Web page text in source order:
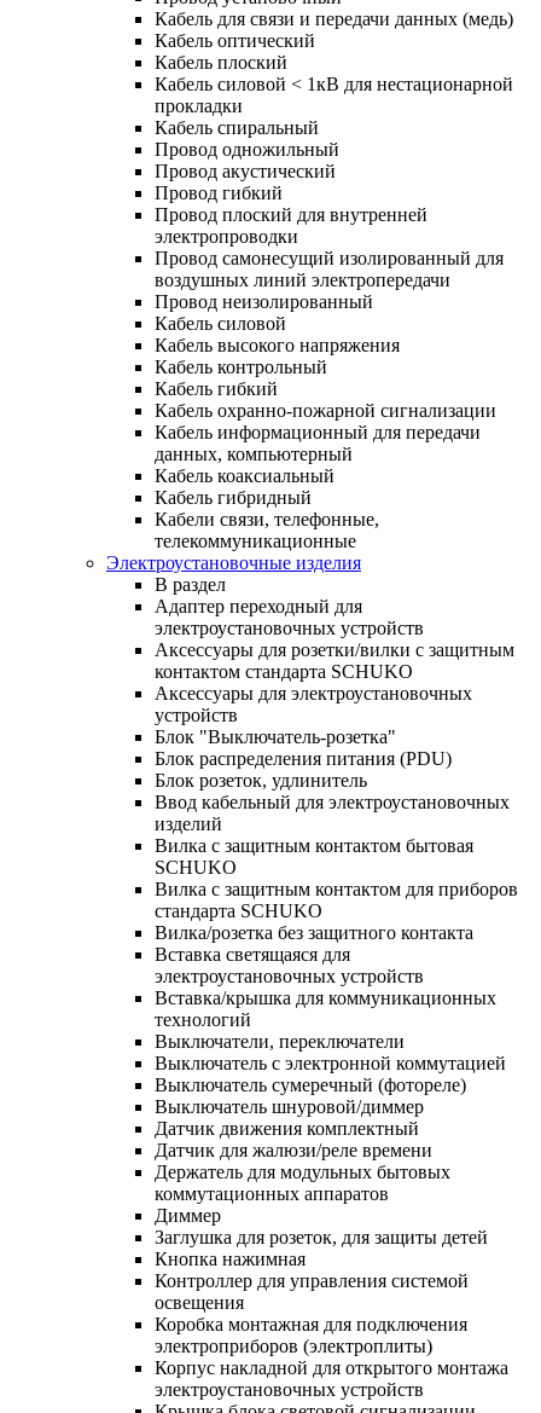
Кабель для связи и передачи данных (медь)
Кабель оптический
Кабель плоский
Кабель силовой < 1кВ для нестационарной
прокладки
Кабель спиральный
Провод одножильный
Провод акустический
Провод гибкий
Провод плоский для внутренней
электропроводки
Провод самонесущий изолированный для
воздушных линий электропередачи
Провод неизолированный
Кабель силовой
Кабель высокого напряжения
Кабель контрольный
Кабель гибкий
Кабель охранно-пожарной сигнализации
Кабель информационный для передачи
данных, компьютерный
Кабель коаксиальный
Кабель гибридный
Кабели связи, телефонные,
телекоммуникационные
Электроустановочные изделия
В раздел
Адаптер переходный для
электроустановочных устройств
Аксессуары для розетки/вилки с защитным
контактом стандарта SCHUKO
Аксессуары для электроустановочных
устройств
Блок "Выключатель-розетка"
Блок распределения питания (PDU)
Блок розеток, удлинитель
Ввод кабельный для электроустановочных
изделий
Вилка с защитным контактом бытовая
SCHUKO
Вилка с защитным контактом для приборов
стандарта SCHUKO
Вилка/розетка без защитного контакта
Вставка светящаяся для
электроустановочных устройств
Вставка/крышка для коммуникационных
технологий
Выключатели, переключатели
Выключатель с электронной коммутацией
Выключатель сумеречный (фотореле)
Выключатель шнуровой/диммер
Датчик движения комплектный
Датчик для жалюзи/реле времени
Держатель для модульных бытовых
коммутационных аппаратов
Диммер
Заглушка для розеток, для защиты детей
Кнопка нажимная
Контроллер для управления системой
освещения
Коробка монтажная для подключения
электроприборов (электроплиты)
Корпус накладной для открытого монтажа
электроустановочных устройств